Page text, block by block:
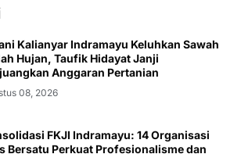
Kalianyar Indramayu Keluhkan Sawah
Hujan, Taufik Hidayat Janji
Anggaran Pertanian
08, 2026
FKJI Indramayu: 14 Organisasi
Bersatu Perkuat Profesionalisme dan